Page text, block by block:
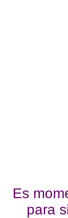
Es
para